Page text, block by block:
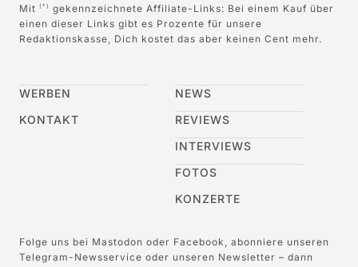
Mit (*)
gekennzeichnete Affiliate-Links: Bei einem Kauf über
einen dieser Links gibt es Prozente für unsere
Redaktionskasse, Dich kostet das aber keinen Cent mehr.
WERBEN
KONTAKT
NEWS
REVIEWS
INTERVIEWS
FOTOS
KONZERTE
Folge uns bei Mastodon oder Facebook, abonniere unseren
Telegram-Newsservice oder unseren Newsletter – dann